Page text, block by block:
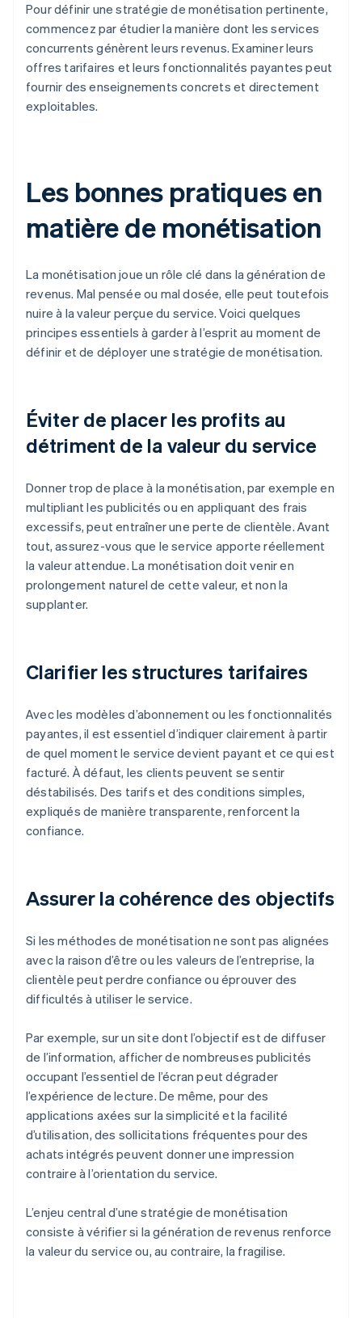
Pour définir une stratégie de monétisation pertinente,
commencez par étudier la manière dont les services
concurrents génèrent leurs revenus. Examiner leurs
offres tarifaires et leurs fonctionnalités payantes peut
fournir des enseignements concrets et directement
exploitables.
Les bonnes pratiques en
matière de monétisation
La monétisation joue un rôle clé dans la génération de
revenus. Mal pensée ou mal dosée, elle peut toutefois
nuire à la valeur perçue du service. Voici quelques
principes essentiels à garder à l’esprit au moment de
définir et de déployer une stratégie de monétisation.
Éviter de placer les profits au
détriment de la valeur du service
Donner trop de place à la monétisation, par exemple en
multipliant les publicités ou en appliquant des frais
excessifs, peut entraîner une perte de clientèle. Avant
tout, assurez-vous que le service apporte réellement
la valeur attendue. La monétisation doit venir en
prolongement naturel de cette valeur, et non la
supplanter.
Clarifier les structures tarifaires
Avec les modèles d’abonnement ou les fonctionnalités
payantes, il est essentiel d’indiquer clairement à partir
de quel moment le service devient payant et ce qui est
facturé. À défaut, les clients peuvent se sentir
déstabilisés. Des tarifs et des conditions simples,
expliqués de manière transparente, renforcent la
confiance.
Assurer la cohérence des objectifs
Si les méthodes de monétisation ne sont pas alignées
avec la raison d’être ou les valeurs de l’entreprise, la
clientèle peut perdre confiance ou éprouver des
difficultés à utiliser le service.
Par exemple, sur un site dont l’objectif est de diffuser
de l’information, afficher de nombreuses publicités
occupant l’essentiel de l’écran peut dégrader
l’expérience de lecture. De même, pour des
applications axées sur la simplicité et la facilité
d’utilisation, des sollicitations fréquentes pour des
achats intégrés peuvent donner une impression
contraire à l’orientation du service.
L’enjeu central d’une stratégie de monétisation
consiste à vérifier si la génération de revenus renforce
la valeur du service ou, au contraire, la fragilise.